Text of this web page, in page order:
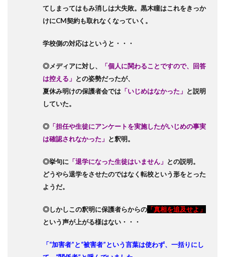
てしまってはもみ消しは大失敗。黒木瞳はこれをきっか
けにCM契約も取れなくなっていく。
学校側の対応はというと・・・
◎メディアに対し、
「個人に関わることですので、回答
は控える」 との姿勢だったが、
夏休み明けの保護者会では 「いじめはなかった」 と説明
していた。
◎ 「担任や生徒にアンケートを実施したがいじめの事実
は確認されなかった」 と釈明。
◎挙句に 「退学になった生徒はいません」 との説明。
どうやら退学をさせたのではなく転校という形をとった
ようだ。
◎しかしこの釈明に保護者らからの 「真相を追及せよ」
という声が上がる様はない・・・
「“加害者”と“被害者”という言葉は使わず、一括りにし